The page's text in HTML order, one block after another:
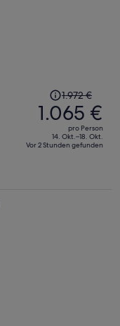
Der
Preis
betrug
1.972 €,
jetzt
1.972 €
1.065 €
pro Person
14. Okt.–18. Okt.
Vor 2 Stunden gefunden